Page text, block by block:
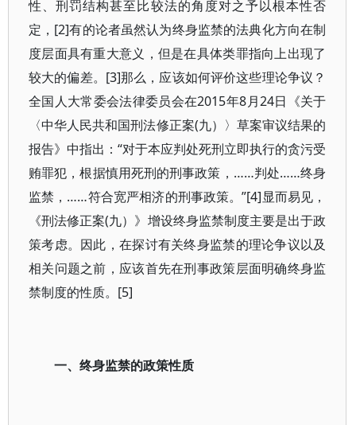
性、刑罚结构甚至比较法的角度对之予以根本性否
定，[2]有的论者虽然认为终身监禁的法典化方向在制
度层面具有重大意义，但是在具体类罪指向上出现了
较大的偏差。[3]那么，应该如何评价这些理论争议？
全国人大常委会法律委员会在2015年8月24日《关于
〈中华人民共和国刑法修正案(九）〉草案审议结果的
报告》中指出：“对于本应判处死刑立即执行的贪污受
贿罪犯，根据慎用死刑的刑事政策，……判处……终身
监禁，……符合宽严相济的刑事政策。”[4]显而易见，
《刑法修正案(九）》增设终身监禁制度主要是出于政
策考虑。因此，在探讨有关终身监禁的理论争议以及
相关问题之前，应该首先在刑事政策层面明确终身监
禁制度的性质。[5]
一、终身监禁的政策性质